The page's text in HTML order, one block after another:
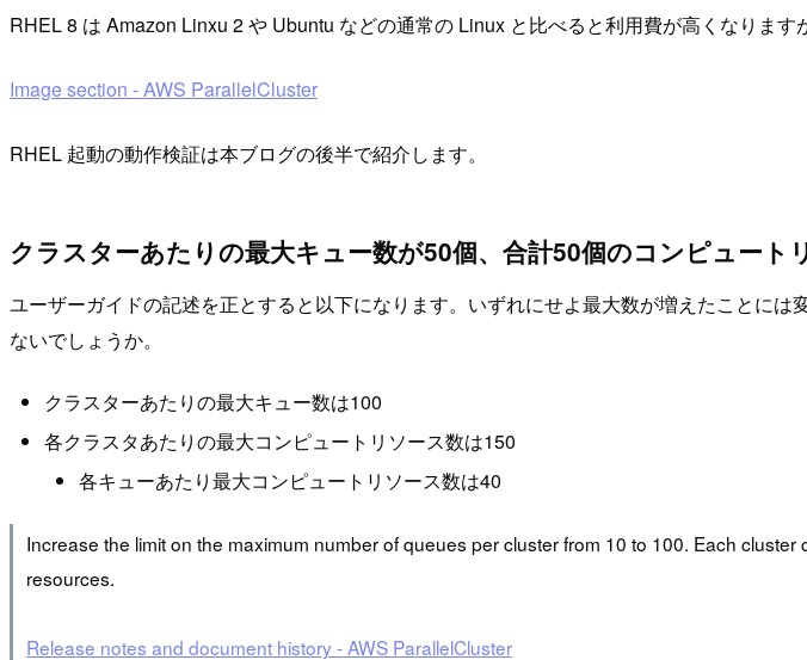
RHEL 8 は Amazon Linxu 2 や Ubuntu などの通常の Linux と比べると利用費が高くなりま
Image section - AWS ParallelCluster
RHEL 起動の動作検証は本ブログの後半で紹介します。
クラスターあたりの最大キュー数が50個、合計50個のコンピュート
ユーザーガイドの記述を正とすると以下になります。いずれにせよ最大数が増えたことに
ないでしょうか。
クラスターあたりの最大キュー数は100
各クラスタあたりの最大コンピュートリソース数は150
各キューあたり最大コンピュートリソース数は40
Increase the limit on the maximum number of queues per cluster from 10 to 100. Each
resources.
Release notes and document history - AWS ParallelCluster